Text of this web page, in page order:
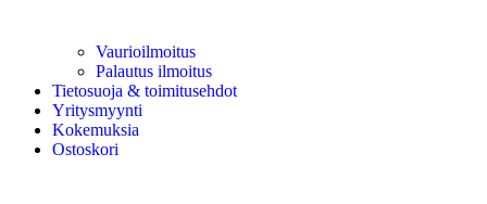
Vaurioilmoitus
Palautus ilmoitus
Tietosuoja & toimitusehdot
Yritysmyynti
Kokemuksia
Ostoskori